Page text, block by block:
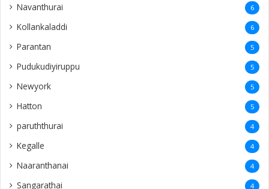
Navanthurai 6
Kollankaladdi 6
Parantan 5
Pudukudiyiruppu 5
Newyork 5
Hatton 5
paruththurai 4
Kegalle 4
Naaranthanai 4
Sangarathai 4